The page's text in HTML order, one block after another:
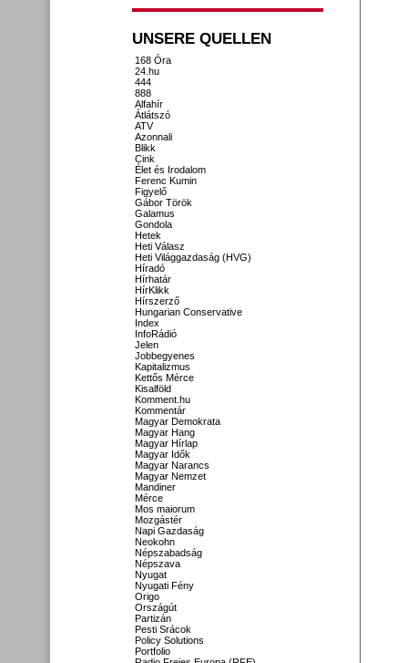
UNSERE QUELLEN
168 Óra
24.hu
444
888
Alfahír
Átlátszó
ATV
Azonnali
Blikk
Cink
Élet és Irodalom
Ferenc Kumin
Figyelő
Gábor Török
Galamus
Gondola
Hetek
Heti Válasz
Heti Világgazdaság (HVG)
Híradó
Hírhatár
HírKlikk
Hírszerző
Hungarian Conservative
Index
InfoRádió
Jelen
Jobbegyenes
Kapitalizmus
Kettős Mérce
Kisalföld
Komment.hu
Kommentár
Magyar Demokrata
Magyar Hang
Magyar Hírlap
Magyar Idők
Magyar Narancs
Magyar Nemzet
Mandiner
Mérce
Mos maiorum
Mozgástér
Napi Gazdaság
Neokohn
Népszabadság
Népszava
Nyugat
Nyugati Fény
Origo
Országút
Partizán
Pesti Srácok
Policy Solutions
Portfolio